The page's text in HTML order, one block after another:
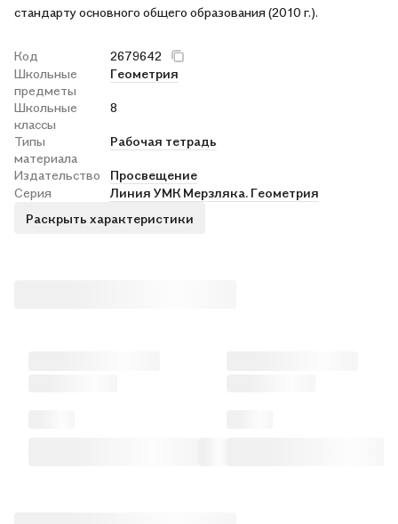
стандарту основного общего образования (2010 г.).
Код
2679642
Школьные
предметы
Геометрия
Школьные
классы
8
Типы
материала
Рабочая тетрадь
Издательство
Просвещение
Серия
Линия УМК Мерзляка. Геометрия
Раскрыть характеристики